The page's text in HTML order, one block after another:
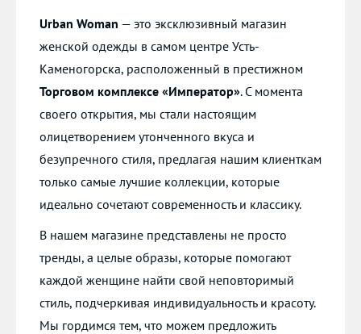
Urban Woman — это эксклюзивный магазин
женской одежды в самом центре Усть-
Каменогорска, расположенный в престижном
Торговом комплексе «Император». С момента
своего открытия, мы стали настоящим
олицетворением утонченного вкуса и
безупречного стиля, предлагая нашим клиенткам
только самые лучшие коллекции, которые
идеально сочетают современность и классику.
В нашем магазине представлены не просто
тренды, а целые образы, которые помогают
каждой женщине найти свой неповторимый
стиль, подчеркивая индивидуальность и красоту.
Мы гордимся тем, что можем предложить